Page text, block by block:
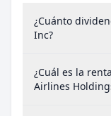
¿Cuánto
Inc?
¿Cuál es la
Airlines